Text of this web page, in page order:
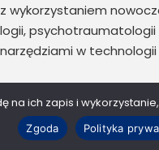
psychotraumatologii
w
ich zapis i
Zgoda Polityka